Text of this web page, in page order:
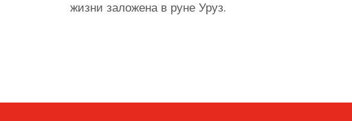
жизни заложена в руне Уруз.